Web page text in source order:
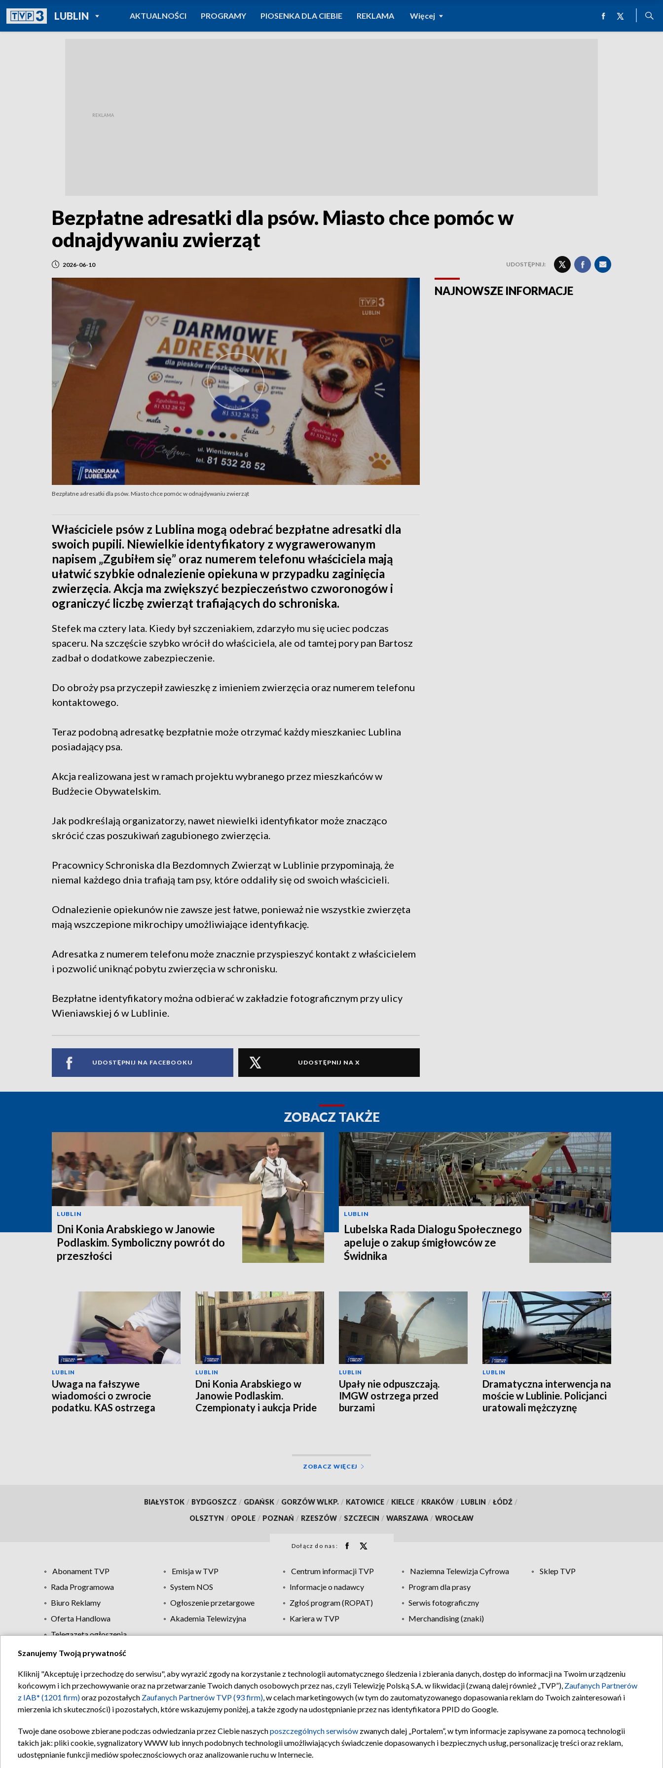
LUBLINPOWRÓT DO
TVP REGIONY
AKTUALNOŚCI PROGRAMY PIOSENKA DLA CIEBIE REKLAMA Więcej
Bezpłatne adresatki dla psów. Miasto chce pomóc w
odnajdywaniu zwierząt
2026-06-10 UDOSTĘPNIJ:
Bezpłatne adresatki dla psów. Miasto chce pomóc w odnajdywaniu zwierząt
Właściciele psów z Lublina mogą odebrać bezpłatne adresatki dla
swoich pupili. Niewielkie identyfikatory z wygrawerowanym
napisem „Zgubiłem się” oraz numerem telefonu właściciela mają
ułatwić szybkie odnalezienie opiekuna w przypadku zaginięcia
zwierzęcia. Akcja ma zwiększyć bezpieczeństwo czworonogów i
ograniczyć liczbę zwierząt trafiających do schroniska.
Stefek ma cztery lata. Kiedy był szczeniakiem, zdarzyło mu się uciec podczas
spaceru. Na szczęście szybko wrócił do właściciela, ale od tamtej pory pan Bartosz
zadbał o dodatkowe zabezpieczenie.
Do obroży psa przyczepił zawieszkę z imieniem zwierzęcia oraz numerem telefonu
kontaktowego.
Teraz podobną adresatkę bezpłatnie może otrzymać każdy mieszkaniec Lublina
posiadający psa.
Akcja realizowana jest w ramach projektu wybranego przez mieszkańców w
Budżecie Obywatelskim.
Jak podkreślają organizatorzy, nawet niewielki identyfikator może znacząco
skrócić czas poszukiwań zagubionego zwierzęcia.
Pracownicy Schroniska dla Bezdomnych Zwierząt w Lublinie przypominają, że
niemal każdego dnia trafiają tam psy, które oddaliły się od swoich właścicieli.
Odnalezienie opiekunów nie zawsze jest łatwe, ponieważ nie wszystkie zwierzęta
mają wszczepione mikrochipy umożliwiające identyfikację.
Adresatka z numerem telefonu może znacznie przyspieszyć kontakt z właścicielem
i pozwolić uniknąć pobytu zwierzęcia w schronisku.
Bezpłatne identyfikatory można odbierać w zakładzie fotograficznym przy ulicy
Wieniawskiej 6 w Lublinie.
UDOSTĘPNIJ NA FACEBOOKU UDOSTĘPNIJ NA X
NAJNOWSZE INFORMACJE
ZOBACZ TAKŻE
LUBLIN
Dni Konia Arabskiego w Janowie
Podlaskim. Symboliczny powrót do
przeszłości
LUBLIN
Lubelska Rada Dialogu Społecznego
apeluje o zakup śmigłowców ze
Świdnika
LUBLIN
Uwaga na fałszywe
wiadomości o zwrocie
podatku. KAS ostrzega
LUBLIN
Dni Konia Arabskiego w
Janowie Podlaskim.
Czempionaty i aukcja Pride
LUBLIN
Upały nie odpuszczają.
IMGW ostrzega przed
burzami
LUBLIN
Dramatyczna interwencja na
moście w Lublinie. Policjanci
uratowali mężczyznę
ZOBACZ WIĘCEJ
BIAŁYSTOK / BYDGOSZCZ / GDAŃSK / GORZÓW WLKP. / KATOWICE / KIELCE / KRAKÓW / LUBLIN / ŁÓDŹ /
OLSZTYN / OPOLE / POZNAŃ / RZESZÓW / SZCZECIN / WARSZAWA / WROCŁAW
Dołącz do nas:
Abonament TVP Emisja w TVP Centrum informacji TVP Naziemna Telewizja Cyfrowa
Sklep TVP
Rada Programowa
System NOS Informacje o nadawcy
Program dla prasy
Biuro Reklamy
Ogłoszenie przetargowe Zgłoś program (ROPAT)
Serwis fotograficzny
Oferta Handlowa
Akademia Telewizyjna Kariera w TVP
Merchandising (znaki)
Telegazeta ogłoszenia
Regulamin TVP Polityka prywatności Moje zgody Pomoc Biuro reklamy Kontakt
Szanujemy Twoją prywatność
Kliknij "Akceptuję i przechodzę do serwisu", aby wyrazić zgody na korzystanie z technologii automatycznego śledzenia i zbierania danych, dostęp do informacji na Twoim urządzeniu
końcowym i ich przechowywanie oraz na przetwarzanie Twoich danych osobowych przez nas, czyli Telewizję Polską S.A. w likwidacji (zwaną dalej również „TVP”), Zaufanych Partnerów
z IAB* (1201 firm)oraz pozostałych Zaufanych Partnerów TVP (93 firm), w celach marketingowych (w tym do zautomatyzowanego dopasowania reklam do Twoich zainteresowań i
mierzenia ich skuteczności) i pozostałych, które wskazujemy poniżej, a także zgody na udostępnianie przez nas identyfikatora PPID do Google.
Twoje dane osobowe zbierane podczas odwiedzania przez Ciebie naszychposzczególnych serwisów zwanych dalej „Portalem”, w tym informacje zapisywane za pomocą technologii
takich jak: pliki cookie, sygnalizatory WWW lub innych podobnych technologii umożliwiających świadczenie dopasowanych i bezpiecznych usług, personalizację treści oraz reklam,
udostępnianie funkcji mediów społecznościowych oraz analizowanie ruchu w Internecie.